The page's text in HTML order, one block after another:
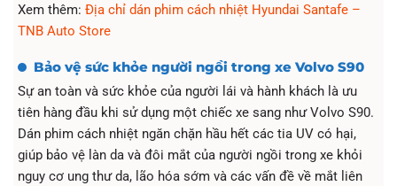
Xem thêm: Địa chỉ dán phim cách nhiệt Hyundai Santafe –
TNB Auto Store
Bảo vệ sức khỏe người ngồi trong xe Volvo S90
Sự an toàn và sức khỏe của người lái và hành khách là ưu
tiên hàng đầu khi sử dụng một chiếc xe sang như Volvo S90.
Dán phim cách nhiệt ngăn chặn hầu hết các tia UV có hại,
giúp bảo vệ làn da và đôi mắt của người ngồi trong xe khỏi
nguy cơ ung thư da, lão hóa sớm và các vấn đề về mắt liên